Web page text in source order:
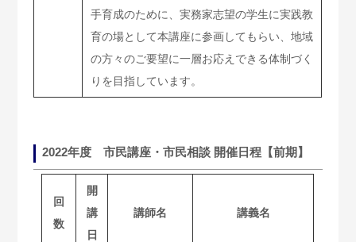
手育成のために、実務家志望の学生に実践教
育の場として本講座に参画してもらい、地域
の方々のご要望に一層お応えできる体制づく
りを目指しています。
2022年度 市民講座・市民相談 開催日程【前期】
回
数
開
講
日
講師名 講義名